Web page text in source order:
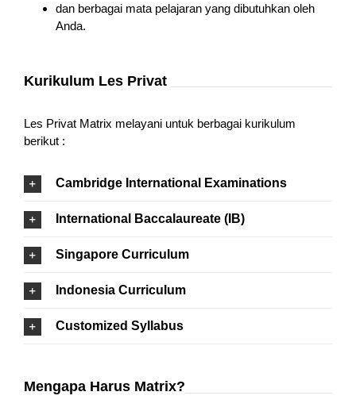
dan berbagai mata pelajaran yang dibutuhkan oleh
Anda.
Kurikulum Les Privat
Les Privat Matrix melayani untuk berbagai kurikulum
berikut :
Cambridge International Examinations
International Baccalaureate (IB)
Singapore Curriculum
Indonesia Curriculum
Customized Syllabus
Mengapa Harus Matrix?